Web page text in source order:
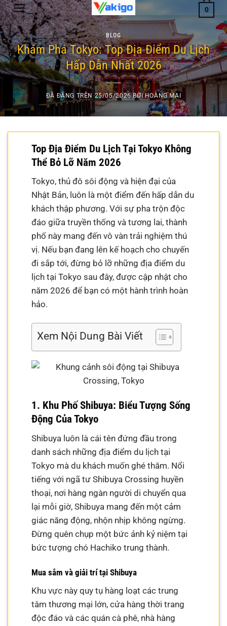
Chuyển
đến
nội
dung
0
BLOG
Khám Phá Tokyo: Top Địa Điểm Du Lịch
Hấp Dẫn Nhất 2026
ĐÃ ĐĂNG TRÊN25/05/2026 BỞIHOÀNG MAI
Top Địa Điểm Du Lịch Tại Tokyo Không
Thể Bỏ Lỡ Năm 2026
Tokyo, thủ đô sôi động và hiện đại của
Nhật Bản, luôn là một điểm đến hấp dẫn du
khách thập phương. Với sự pha trộn độc
đáo giữa truyền thống và tương lai, thành
phố này mang đến vô vàn trải nghiệm thú
vị. Nếu bạn đang lên kế hoạch cho chuyến
đi sắp tới, đừng bỏ lỡ những địa điểm du
lịch tại Tokyo sau đây, được cập nhật cho
năm 2026 để bạn có một hành trình hoàn
hảo.
Xem Nội Dung Bài Viết
1. Khu Phố Shibuya: Biểu Tượng Sống
Động Của Tokyo
Shibuya luôn là cái tên đứng đầu trong
danh sách những địa điểm du lịch tại
Tokyo mà du khách muốn ghé thăm. Nổi
tiếng với ngã tư Shibuya Crossing huyền
thoại, nơi hàng ngàn người di chuyển qua
lại mỗi giờ, Shibuya mang đến một cảm
giác năng động, nhộn nhịp không ngừng.
Đừng quên chụp một bức ảnh kỷ niệm tại
bức tượng chó Hachiko trung thành.
Mua sắm và giải trí tại Shibuya
Khu vực này quy tụ hàng loạt các trung
tâm thương mại lớn, cửa hàng thời trang
độc đáo và các quán cà phê, nhà hàng